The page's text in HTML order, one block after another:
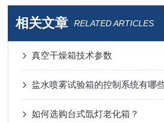
相关文章 RELATED ARTICLES
真空干燥箱技术参数
盐水喷雾试验箱的控制系统有哪
如何选购台式氙灯老化箱？